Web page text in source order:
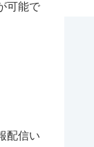
可能で
配信い